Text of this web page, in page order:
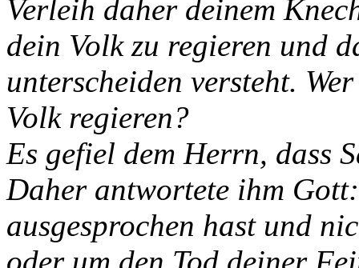
Verleih daher deinem
dein Volk zu regieren und
unterscheiden versteht.
Volk regieren?
Es gefiel dem Herrn, dass
Daher antwortete ihm
ausgesprochen hast und
oder um den Tod deiner